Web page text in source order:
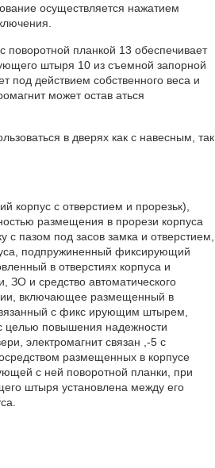
осуществляется нажатием
планкой 13 обеспечивает
штыря 10 из съемной запорной
под действием собственного веса и
может остав аться
в дверях как с навесным, так
корпус с отверстием и прорезьк),
размещения в прорези корпуса
пазом под засов замка и отверстием,
подпружиненный фиксирующий
в отверстиях корпуса и
ЗО и средство автоматического
включающее размещенный в
с фикс ирующим штырем,
целью повышения надежности
электромагнит связан ,-5 с
размещенных в корпусе
с ней поворотной планки, при
штыря установлена между его